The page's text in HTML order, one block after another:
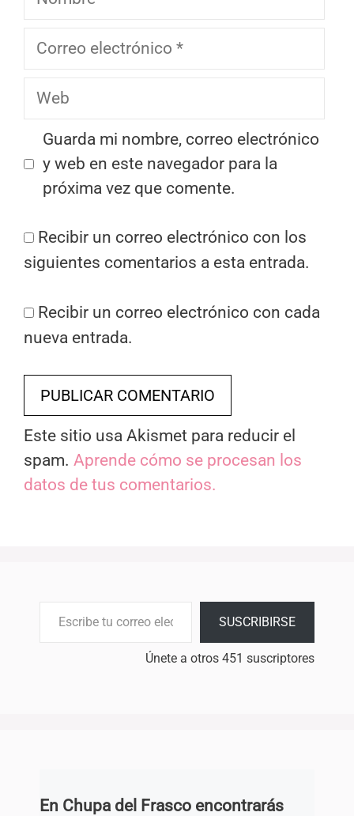
Correo
Web
Guarda mi nombre, correo electrónico
y web en este navegador para la
próxima vez que comente.
Recibir un correo electrónico con los
siguientes comentarios a esta entrada.
Recibir un correo electrónico con cada
nueva entrada.
Este sitio usa Akismet para reducir el
spam. Aprende cómo se procesan los
datos de tus comentarios.
SUSCRIBIRSE
Únete a otros 451 suscriptores
En Chupa del Frasco encontrarás